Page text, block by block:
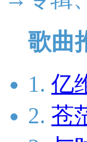
歌曲
1. 亿
2. 苍